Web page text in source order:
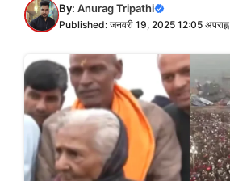
By: Anurag Tripathi
Published: जनवरी 19, 2025 12:05 अपराह्न